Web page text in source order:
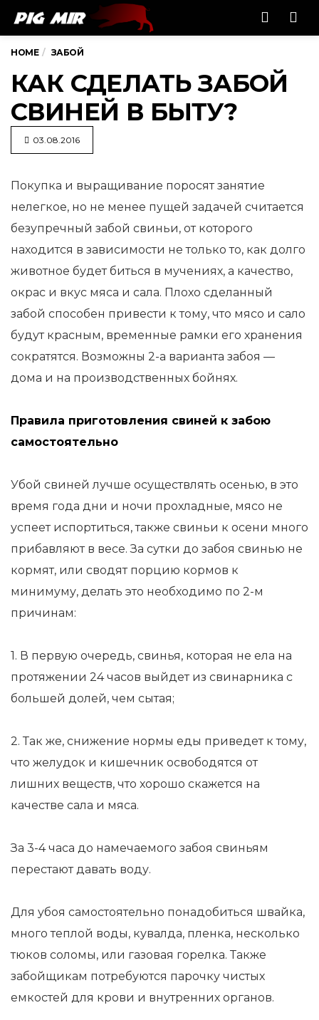
HOME ЗАБОЙ
КАК СДЕЛАТЬ ЗАБОЙ
СВИНЕЙ В БЫТУ?
03.08.2016
Покупка и выращивание поросят занятие
нелегкое, но не менее пущей задачей считается
безупречный забой свиньи, откоторого
находится в зависимости не только то, как долго
животное будет биться в мучениях, а качество,
окрас и вкус мяса и сала. Плохо сделанный
забой способен привести к тому, что мясо и сало
будут красным, временные рамки его хранения
сократятся. Возможны 2-а варианта забоя —
дома и на производственных бойнях.
Правила приготовления свиней к забою
самостоятельно
Убой свиней лучше осуществлять осенью, в это
время года дни и ночи прохладные, мясо не
успеет испортиться, также свиньи к осени много
прибавляют в весе. За сутки до забоя свинью не
кормят, или сводят порцию кормов к
минимуму, делать это необходимо по 2-м
причинам:
1. В первую очередь, свинья, которая не ела на
протяжении 24 часов выйдет из свинарника с
большей долей, чем сытая;
2. Так же, снижение нормы еды приведет к тому,
что желудок и кишечник освободятся от
лишних веществ, что хорошо скажется на
качестве сала и мяса.
За 3-4 часа до намечаемого забоя свиньям
перестают давать воду.
Для убоя самостоятельно понадобиться швайка,
много теплой воды, кувалда, пленка, несколько
тюков соломы, или газовая горелка. Также
забойщикам потребуются парочку чистых
емкостей для крови и внутренних органов.